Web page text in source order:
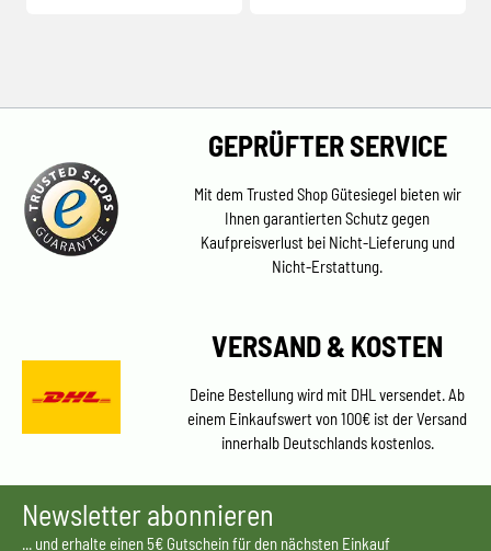
GEPRÜFTER SERVICE
Mit dem Trusted Shop Gütesiegel bieten wir
Ihnen garantierten Schutz gegen
Kaufpreisverlust bei Nicht-Lieferung und
Nicht-Erstattung.
VERSAND & KOSTEN
Deine Bestellung wird mit DHL versendet. Ab
einem Einkaufswert von 100€ ist der Versand
innerhalb Deutschlands kostenlos.
Newsletter abonnieren
... und erhalte einen 5€ Gutschein für den nächsten Einkauf